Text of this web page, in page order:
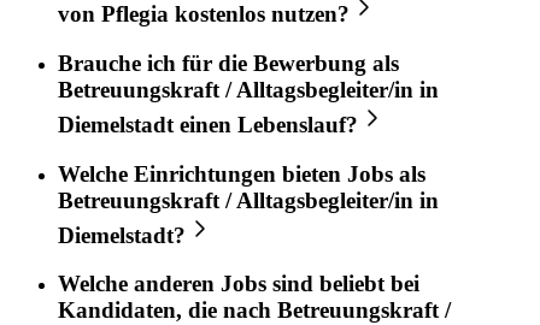
von Pflegia kostenlos nutzen?
Brauche ich für die Bewerbung als
Betreuungskraft / Alltagsbegleiter/in in
Diemelstadt einen Lebenslauf?
Welche Einrichtungen bieten Jobs als
Betreuungskraft / Alltagsbegleiter/in in
Diemelstadt?
Welche anderen Jobs sind beliebt bei
Kandidaten, die nach Betreuungskraft /